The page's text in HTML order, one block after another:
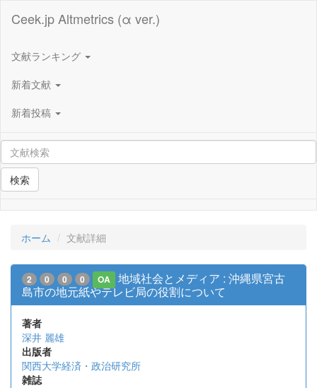
Ceek.jp Altmetrics (α ver.)
文献ランキング
新着文献
新着投稿
検索
ホーム 文献詳細
2 0 0 0 OA
地域社会とメディア : 沖縄県宮古
島市の地元紙やテレビ局の役割について
著者
深井 麗雄
出版者
関西大学経済・政治研究所
雑誌